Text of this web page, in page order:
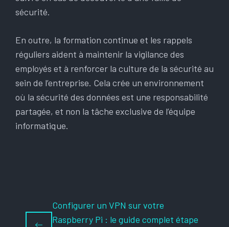
sécurité.
En outre, la formation continue et les rappels
réguliers aident à maintenir la vigilance des
employés et à renforcer la culture de la sécurité au
sein de l’entreprise. Cela crée un environnement
où la sécurité des données est une responsabilité
partagée, et non la tâche exclusive de l’équipe
informatique.
Configurer un VPN sur votre
Raspberry Pi : le guide complet étape